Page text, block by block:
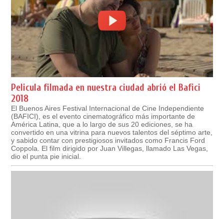
Pelicula filmada en nuestra ciudad abrió el Bafici
2018
El Buenos Aires Festival Internacional de Cine Independiente
(BAFICI), es el evento cinematográfico más importante de
América Latina, que a lo largo de sus 20 ediciones, se ha
convertido en una vitrina para nuevos talentos del séptimo arte,
y sabido contar con prestigiosos invitados como Francis Ford
Coppola. El film dirigido por Juan Villegas, llamado Las Vegas,
dio el punta pie inicial.